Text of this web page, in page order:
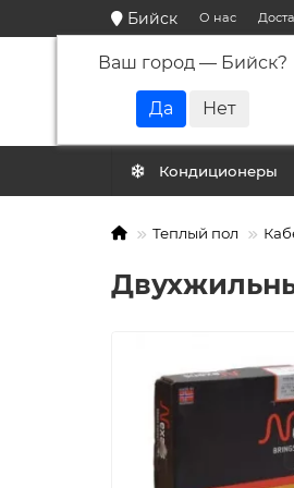
Бийск
Ваш город — Бийск?
О нас
Кондиционеры
Теплый пол